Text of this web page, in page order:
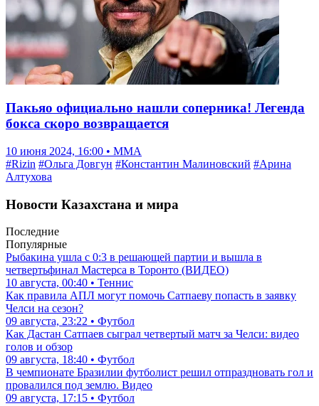
Пакьяо официально нашли соперника! Легенда
бокса скоро возвращается
10 июня 2024, 16:00 • ММА
#Rizin #Ольга Довгун #Константин Малиновский #Арина
Алтухова
Новости Казахстана и мира
Последние
Популярные
Рыбакина ушла с 0:3 в решающей партии и вышла в
четвертьфинал Мастерса в Торонто (ВИДЕО)
10 августа, 00:40 • Теннис
Как правила АПЛ могут помочь Сатпаеву попасть в заявку
Челси на сезон?
09 августа, 23:22 • Футбол
Как Дастан Сатпаев сыграл четвертый матч за Челси: видео
голов и обзор
09 августа, 18:40 • Футбол
В чемпионате Бразилии футболист решил отпраздновать гол и
провалился под землю. Видео
09 августа, 17:15 • Футбол